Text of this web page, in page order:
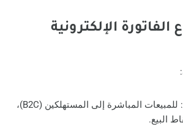
الفاتورة الإلكترونية
: للمبيعات المباشرة إلى المستهلكين (B2C)،
البيع.